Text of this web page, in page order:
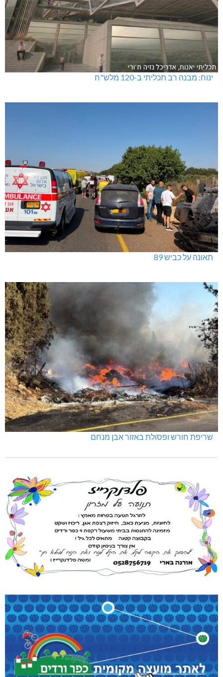
ינוח: מבנה רב תכליתי ב-120 מלש"ח
תאונה על כביש 89
שריפת חורש ופסולת באזור אבן מנחם